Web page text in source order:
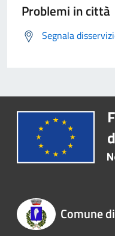
Problemi in città
Segnala
Comune